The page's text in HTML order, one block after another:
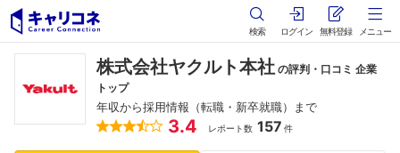
検索 ログイン 無料登録 メニュー
株式会社ヤクルト本社 の評判・口コミ 企業
トップ
年収から採用情報（転職・新卒就職）まで
3.4 レポート数 157 件